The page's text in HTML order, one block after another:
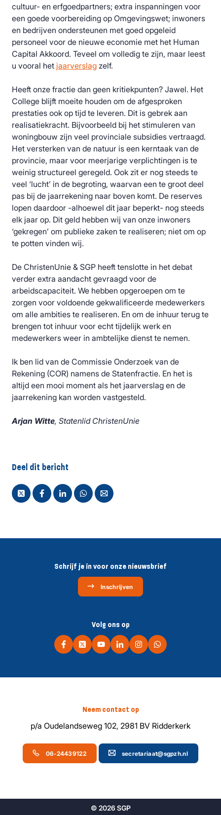
cultuur- en erfgoedpartners; extra inspanningen voor
een goede voorbereiding op Omgevingswet; inwoners
en bedrijven ondersteunen met goed opgeleid
personeel voor de nieuwe economie met het Human
Capital Akkoord. Teveel om volledig te zijn, maar leest
u vooral het jaarverslag zelf.
Heeft onze fractie dan geen kritiekpunten? Jawel. Het
College blijft moeite houden om de afgesproken
prestaties ook op tijd te leveren. Dit is gebrek aan
realisatiekracht. Bijvoorbeeld bij het stimuleren van
woningbouw zijn veel provinciale subsidies vertraagd.
Het versterken van de natuur is een kerntaak van de
provincie, maar voor meerjarige verplichtingen is te
weinig structureel geregeld. Ook zit er nog steeds te
veel ‘lucht’ in de begroting, waarvan een te groot deel
pas bij de jaarrekening naar boven komt. De reserves
lopen daardoor -alhoewel dit jaar beperkt- nog steeds
elk jaar op. Dit geld hebben wij van onze inwoners
‘gekregen’ om publieke zaken te realiseren; niet om op
te potten vinden wij.
De ChristenUnie & SGP heeft tenslotte in het debat
verder extra aandacht gevraagd voor de
arbeidscapaciteit. We hebben opgeroepen om te
zorgen voor voldoende gekwalificeerde medewerkers
om alle ambities te realiseren. En om de inhuur terug te
brengen tot inhuur voor echt tijdelijk werk en
medewerkers weer in ambtelijke dienst te nemen.
Ik ben lid van de Commissie Onderzoek van de
Rekening (COR) namens de Statenfractie. En het is
altijd een mooi moment als het jaarverslag en de
jaarrekening kan worden vastgesteld.
Arjan Witte, Statenlid ChristenUnie
Deel dit bericht
Schrijf je in voor onze nieuwsbrief
Inschrijven
Volg ons op
Neem contact op
p/a Oudelandseweg 102, 2981 BV Ridderkerk
06-24439122 secretariaat@sgpzh.nl
© 2026 SGP